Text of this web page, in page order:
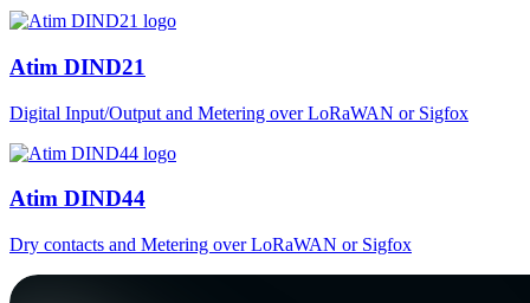
Atim DIND21
Digital Input/Output and Metering over LoRaWAN or Sigfox
Atim DIND44
Dry contacts and Metering over LoRaWAN or Sigfox